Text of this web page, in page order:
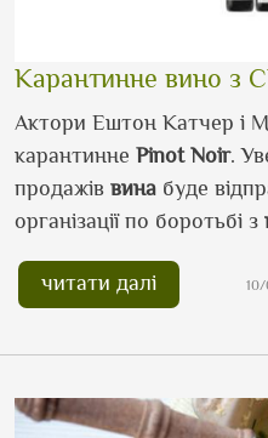
Карантинне вино з
Актори Ештон Катчер і
карантинне Pinot Noir.
продажів вина буде
організації по боротьбі з
читати далі 10/